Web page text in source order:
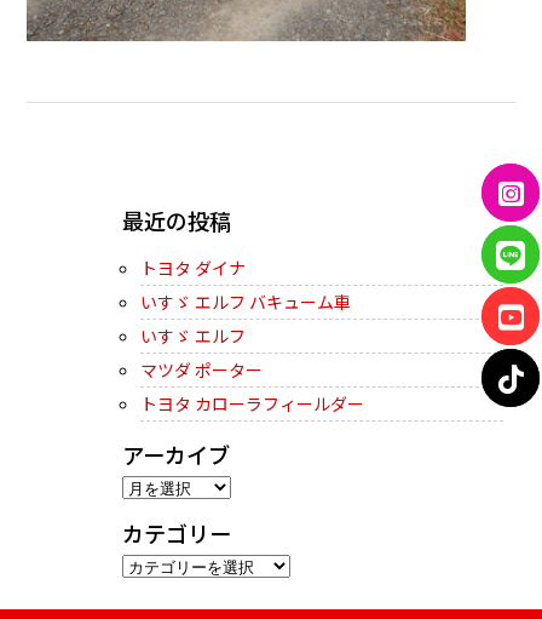
最近の投稿
トヨタ ダイナ
いすゞ エルフ バキューム車
いすゞ エルフ
マツダ ポーター
トヨタ カローラフィールダー
アーカイブ
ア
カ
イ
ブ
カテゴリー
カ